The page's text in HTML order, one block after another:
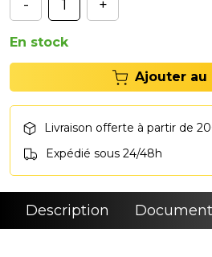
- +
En stock
Ajouter au
Livraison offerte à partir de
Expédié sous 24/48h
Description